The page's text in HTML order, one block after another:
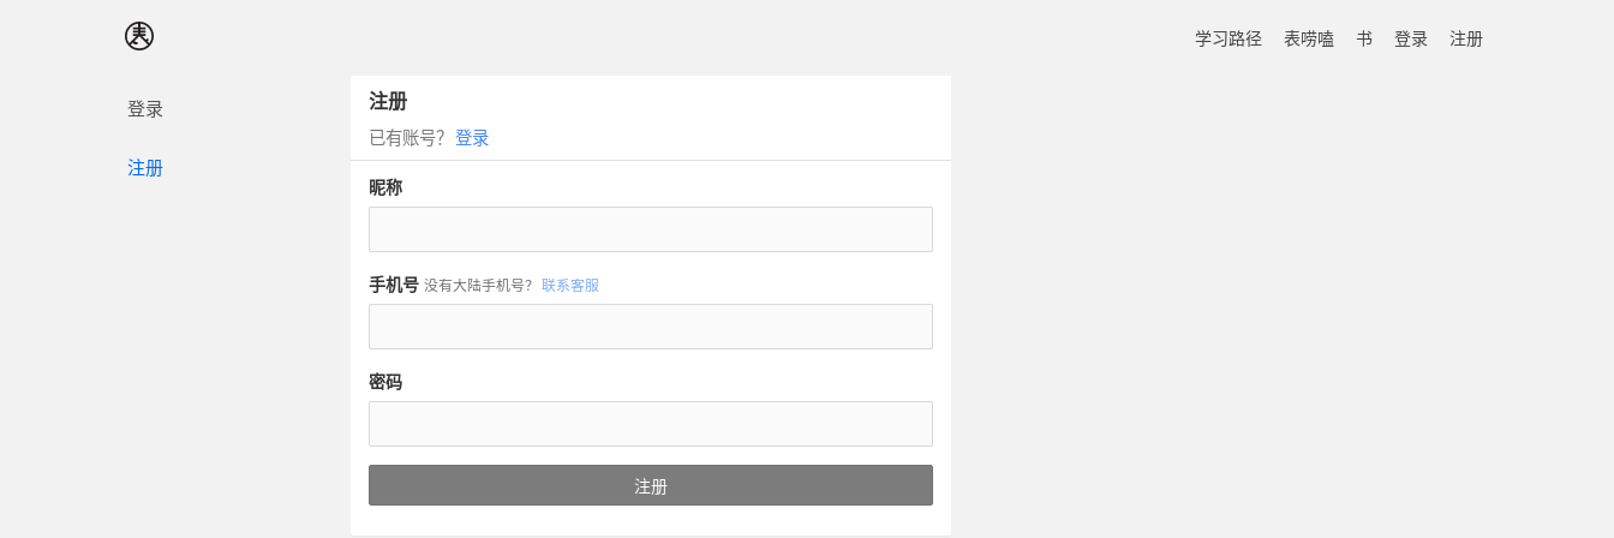
学习路径 表唠嗑 书 登录 注册
登录
注册
注册
已有账号？ 登录
昵称
手机号 没有大陆手机号？ 联系客服
密码
注册